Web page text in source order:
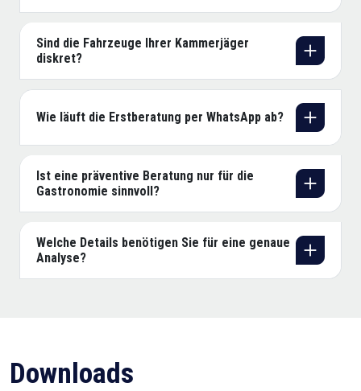
Sind die Fahrzeuge Ihrer Kammerjäger
diskret?
Wie läuft die Erstberatung per WhatsApp ab?
Ist eine präventive Beratung nur für die
Gastronomie sinnvoll?
Welche Details benötigen Sie für eine genaue
Analyse?
Downloads